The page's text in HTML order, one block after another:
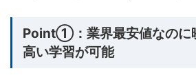
Point①：業界最安値なのに
高い学習が可能